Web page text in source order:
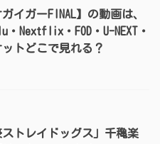
イガーFINAL】の動画は、
・Nextflix・FOD・U-NEXT・
ットどこで見れる？
ストレイドッグス」千穐楽